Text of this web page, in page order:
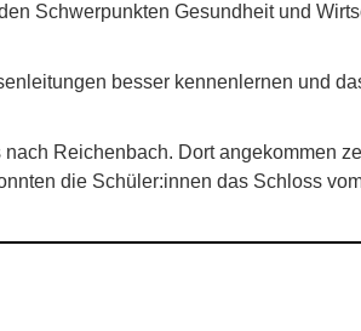
Schwerpunkten Gesundheit und
besser kennenlernen und
Reichenbach. Dort angekommen
die Schüler:innen das Schloss